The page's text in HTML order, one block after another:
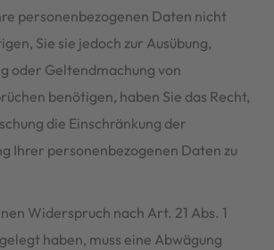
personenbezogenen Daten nicht
Sie sie jedoch zur Ausübung,
oder Geltendmachung von
benötigen, haben Sie das Recht,
die Einschränkung der
Ihrer personenbezogenen Daten zu
Widerspruch nach Art. 21 Abs. 1
haben, muss eine Abwägung